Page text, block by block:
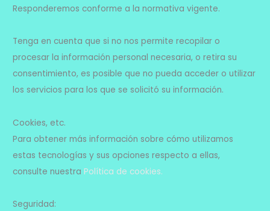
Responderemos conforme a la normativa vigente.
Tenga en cuenta que si no nos permite recopilar o
procesar la información personal necesaria, o retira su
consentimiento, es posible que no pueda acceder o utilizar
los servicios para los que se solicitó su información.
Cookies, etc.
Para obtener más información sobre cómo utilizamos
estas tecnologías y sus opciones respecto a ellas,
consulte nuestraPolítica de cookies.
Seguridad: